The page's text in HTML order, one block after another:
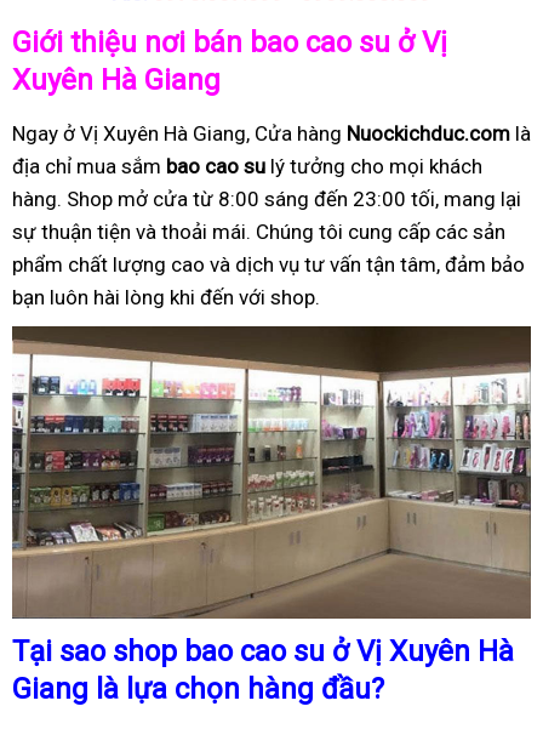
Giới thiệu nơi bán bao cao su ở Vị
Xuyên Hà Giang
Ngay ở Vị Xuyên Hà Giang, Cửa hàng Nuockichduc.com là
địa chỉ mua sắm bao cao su lý tưởng cho mọi khách
hàng. Shop mở cửa từ 8:00 sáng đến 23:00 tối, mang lại
sự thuận tiện và thoải mái. Chúng tôi cung cấp các sản
phẩm chất lượng cao và dịch vụ tư vấn tận tâm, đảm bảo
bạn luôn hài lòng khi đến với shop.
Tại sao shop bao cao su ở Vị Xuyên Hà
Giang là lựa chọn hàng đầu?